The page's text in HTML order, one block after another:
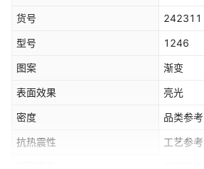
货号 242311
型号 1246
图案 渐变
表面效果 亮光
密度 品类参考
抗热震性 工艺参考